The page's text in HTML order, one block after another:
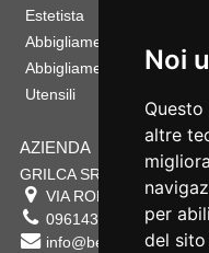
Noi
altre
per
del
Estetista
Abbigliamento Sportivo
Abbigliamento Bambino
Utensili
AZIENDA
GRILCA SRL
VIA ROMA 180 88054
0961432177
info@bestsafety.it